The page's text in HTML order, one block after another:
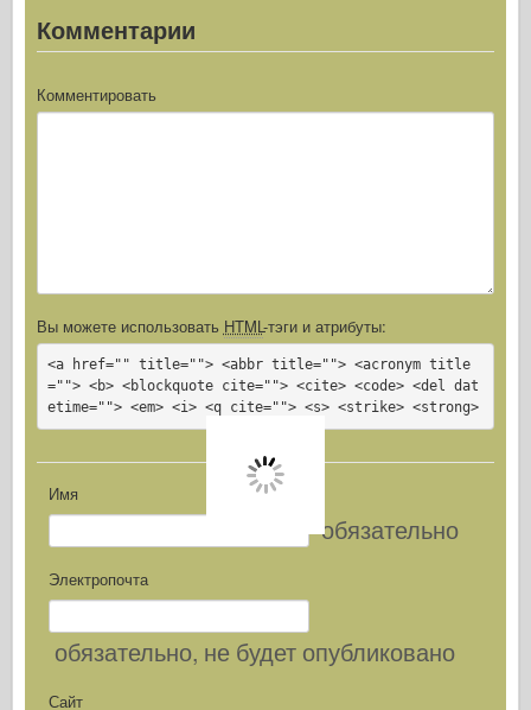
Комментарии
Комментировать
Вы можете использовать HTML-тэги и атрибуты:
<a href="" title=""> <abbr title=""> <acronym title
=""> <b> <blockquote cite=""> <cite> <code> <del dat
etime=""> <em> <i> <q cite=""> <s> <strike> <strong>
Имя
обязательно
Электропочта
обязательно, не будет опубликовано
Сайт